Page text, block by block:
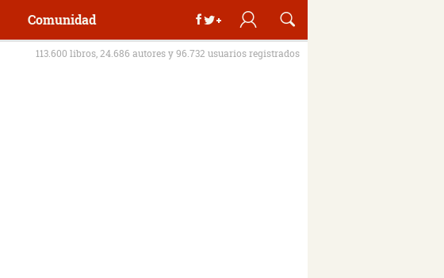
Comunidad
113.600 libros, 24.686 autores y 96.732 usuarios registrados